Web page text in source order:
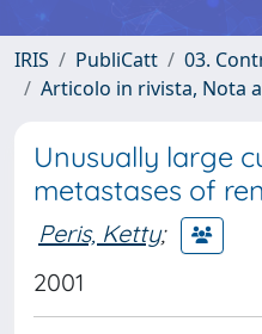
IRIS PubliCatt
03.
Articolo in rivista, Nota
Unusually large
metastases of
Peris, Ketty;
2001